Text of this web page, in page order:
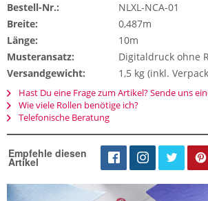
Bestell-Nr.:
NLXL-NCA-01
Breite:
0,487m
Länge:
10m
Musteransatz:
Digitaldruck ohne
Versandgewicht:
1,5 kg (inkl.
Hast Du eine Frage zum Artikel? Sende uns
Wie viele Rollen benötige ich?
Telefonische Beratung
Empfehle diesen
Artikel